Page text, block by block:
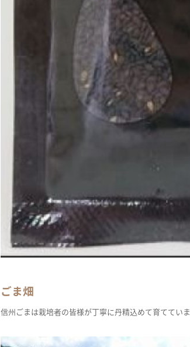
ごま畑
信州ごまは栽培者の皆様が丁寧に丹精込めて育ててい